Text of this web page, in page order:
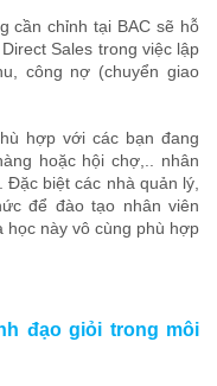
cần chỉnh tại BAC sẽ hỗ
Sales trong việc lập
công nợ (chuyển giao
hợp với các bạn đang
hoặc hội chợ,.. nhân
biệt các nhà quản lý,
để đào tạo nhân viên
học này vô cùng phù hợp
đạo giỏi trong môi